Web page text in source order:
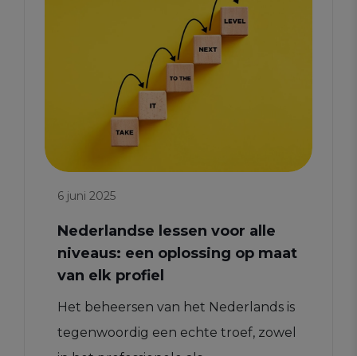
6 juni 2025
Nederlandse lessen voor alle
niveaus: een oplossing op maat
van elk profiel
Het beheersen van het Nederlands is
tegenwoordig een echte troef, zowel